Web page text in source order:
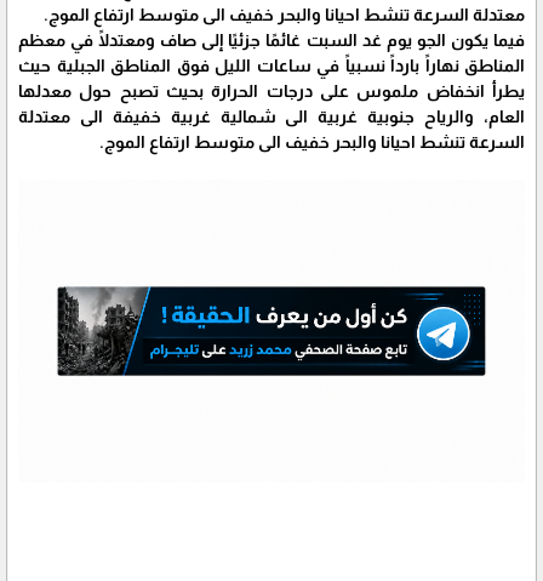
معتدلة السرعة تنشط احيانا والبحر خفيف الى متوسط ارتفاع الموج.
فيما يكون الجو يوم غد السبت غائمًا جزئيًا إلى صاف ومعتدلًا في معظم
المناطق نهاراً بارداً نسبياً في ساعات الليل فوق المناطق الجبلية حيث
يطرأ انخفاض ملموس على درجات الحرارة بحيث تصبح حول معدلها
العام، والرياح جنوبية غربية الى شمالية غربية خفيفة الى معتدلة
السرعة تنشط احيانا والبحر خفيف الى متوسط ارتفاع الموج.